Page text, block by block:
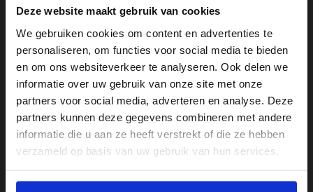
Deze website maakt gebruik van cookies
We gebruiken cookies om content en advertenties te
personaliseren, om functies voor social media te bieden
en om ons websiteverkeer te analyseren. Ook delen we
informatie over uw gebruik van onze site met onze
partners voor social media, adverteren en analyse. Deze
partners kunnen deze gegevens combineren met andere
informatie die u aan ze heeft verstrekt of die ze hebben
verzameld op basis van uw gebruik van hun services.
Waterdicht & ademenddankzij DryVent-laag
Vectiv-technologie voor energie-teruggave en
loopdynamiek
Lichtgewicht & efficiënt ontwerpvoor snelle hikes
Goede grip & tractieop diverse terreinen
Comfortabele demping voor langdurig wandelplezier
Met deThe North Face Vectiv Fastpack Lite DryVentkies
je voor een hoogwaardige, comfortabele en dynamische
wandelschoen die je voeten beschermt, ondersteunt en
comfortabel houdt, perfect voor dames die graag actief en